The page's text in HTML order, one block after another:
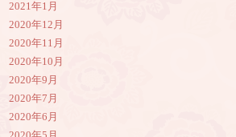
2021年1月
2020年12月
2020年11月
2020年10月
2020年9月
2020年7月
2020年6月